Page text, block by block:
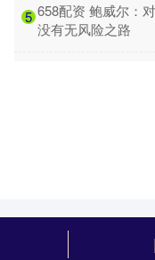
5 ​658配资 鲍威尔：
没有无风险之路